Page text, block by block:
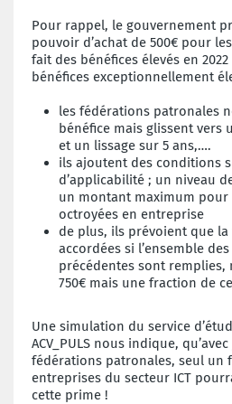
Pour rappel, le gouvernement
pouvoir d’achat de 500€ pour
fait des bénéfices élevés en
bénéfices exceptionnellement
les fédérations patronales
bénéfice mais glissent vers
et un lissage sur 5 ans,….
ils ajoutent des conditions
d’applicabilité ; un niveau
un montant maximum
octroyées en entreprise
de plus, ils prévoient que
accordées si l’ensemble
précédentes sont remplies,
750€ mais une fraction de
Une simulation du service
ACV_PULS nous indique,
fédérations patronales, seul un
entreprises du secteur ICT
cette prime !